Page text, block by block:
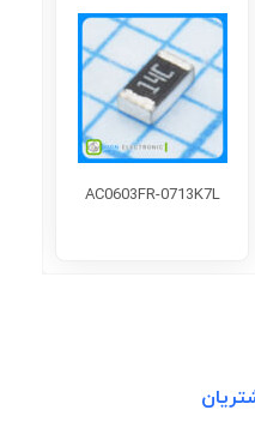
AC0603FR-0713K7L